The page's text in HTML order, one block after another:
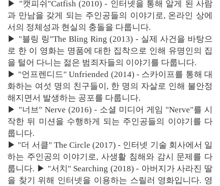
▶ "캣피쉬"Catfish (2010) - 인터넷을 통해 알게 된 사람
과 만남을 갖게 되는 주인공들의 이야기로, 온라인 상에
서의 정체성과 현실의 충돌을 다룹니다.
▶ "블링 링"The Bling Ring (2013) - 실제 사건을 바탕으
로 한 이 영화는 명품에 대한 집착으로 인해 유명인의 집
을 털어 다니는 젊은 범죄자들의 이야기를 다룹니다.
▶ "언프렌디드" Unfriended (2014) - 스카이프를 통해 대
화하는 여섯 명의 친구들이, 한 명의 자살로 인해 불안정
해지면서 발생하는 공포를 다룹니다.
▶ "너브" Nerve (2016) - 소셜 미디어 게임 "Nerve"를 시
작한 뒤 미션을 수행하게 되는 주인공들의 이야기를 다
룹니다.
▶ "더 서클" The Circle (2017) - 인터넷 기술 회사에서 일
하는 주인공의 이야기로, 사생활 침해와 감시 문제를 다
룹니다. ▶ "서치" Searching (2018) - 아버지가 사라진 딸
을 찾기 위해 인터넷을 이용하는 스릴러 영화입니다. 영